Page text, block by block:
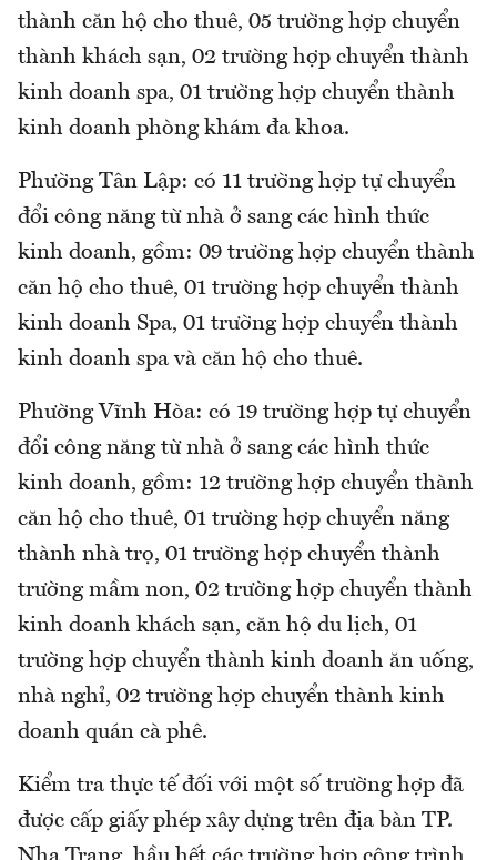
thành căn hộ cho thuê, 05 trường hợp chuyển
thành khách sạn, 02 trường hợp chuyển thành
kinh doanh spa, 01 trường hợp chuyển thành
kinh doanh phòng khám đa khoa.
Phường Tân Lập: có 11 trường hợp tự chuyển
đổi công năng từ nhà ở sang các hình thức
kinh doanh, gồm: 09 trường hợp chuyển thành
căn hộ cho thuê, 01 trường hợp chuyển thành
kinh doanh Spa, 01 trường hợp chuyển thành
kinh doanh spa và căn hộ cho thuê.
Phường Vĩnh Hòa: có 19 trường hợp tự chuyển
đổi công năng từ nhà ở sang các hình thức
kinh doanh, gồm: 12 trường hợp chuyển thành
căn hộ cho thuê, 01 trường hợp chuyển năng
thành nhà trọ, 01 trường hợp chuyển thành
trường mầm non, 02 trường hợp chuyển thành
kinh doanh khách sạn, căn hộ du lịch, 01
trường hợp chuyển thành kinh doanh ăn uống,
nhà nghỉ, 02 trường hợp chuyển thành kinh
doanh quán cà phê.
Kiểm tra thực tế đối với một số trường hợp đã
được cấp giấy phép xây dựng trên địa bàn TP.